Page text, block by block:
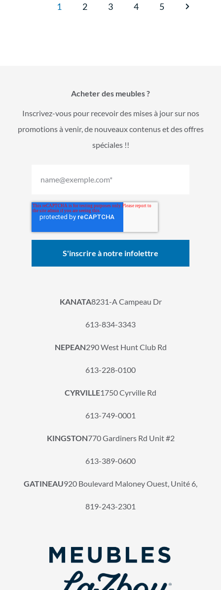
1 2 3 4 5
Acheter des meubles ?
Inscrivez-vous pour recevoir des mises à jour sur nos
promotions à venir, de nouveaux contenus et des offres
spéciales !!
KANATA8231-A Campeau Dr
613-834-3343
NEPEAN290 West Hunt Club Rd
613-228-0100
CYRVILLE1750 Cyrville Rd
613-749-0001
KINGSTON770 Gardiners Rd Unit #2
613-389-0600
GATINEAU920 Boulevard Maloney Ouest, Unité 6,
819-243-2301